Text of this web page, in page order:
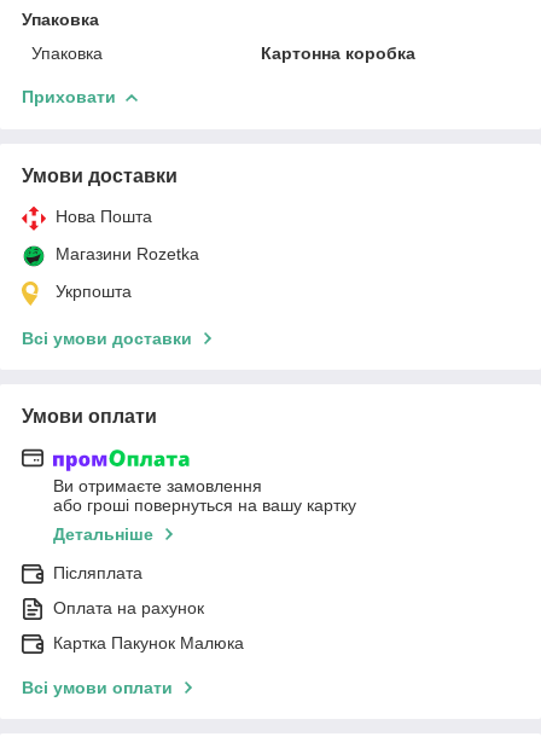
Упаковка
Упаковка
Картонна коробка
Приховати
Умови доставки
Нова Пошта
Магазини Rozetka
Укрпошта
Всі умови доставки
Умови оплати
Ви отримаєте замовлення
або гроші повернуться на вашу картку
Детальніше
Післяплата
Оплата на рахунок
Картка Пакунок Малюка
Всі умови оплати